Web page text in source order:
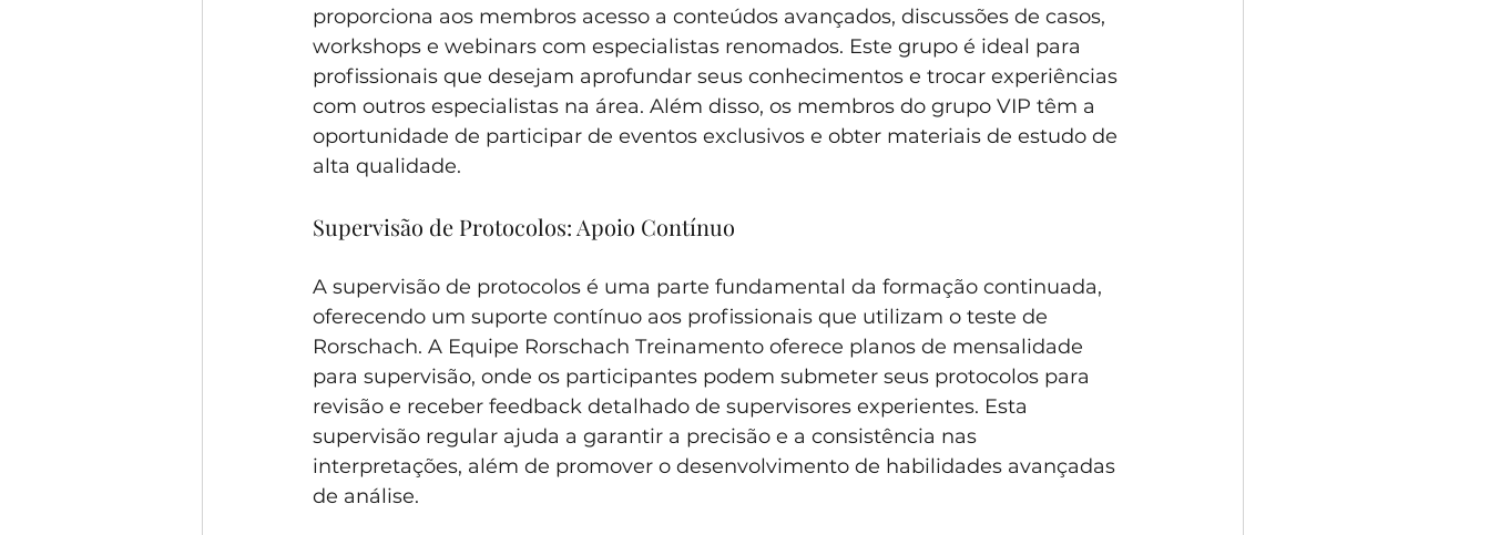
proporciona aos membros acesso a conteúdos avançados, discussões de casos,
workshops e webinars com especialistas renomados. Este grupo é ideal para
profissionais que desejam aprofundar seus conhecimentos e trocar experiências
com outros especialistas na área. Além disso, os membros do grupo VIP têm a
oportunidade de participar de eventos exclusivos e obter materiais de estudo de
alta qualidade.
Supervisão de Protocolos: Apoio Contínuo
A supervisão de protocolos é uma parte fundamental da formação continuada,
oferecendo um suporte contínuo aos profissionais que utilizam o teste de
Rorschach. A Equipe Rorschach Treinamento oferece planos de mensalidade
para supervisão, onde os participantes podem submeter seus protocolos para
revisão e receber feedback detalhado de supervisores experientes. Esta
supervisão regular ajuda a garantir a precisão e a consistência nas
interpretações, além de promover o desenvolvimento de habilidades avançadas
de análise.